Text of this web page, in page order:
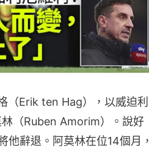
（Erik ten Hag），以威迫利
（Ruben Amorim）。說好
他辭退。阿莫林在位14個月，